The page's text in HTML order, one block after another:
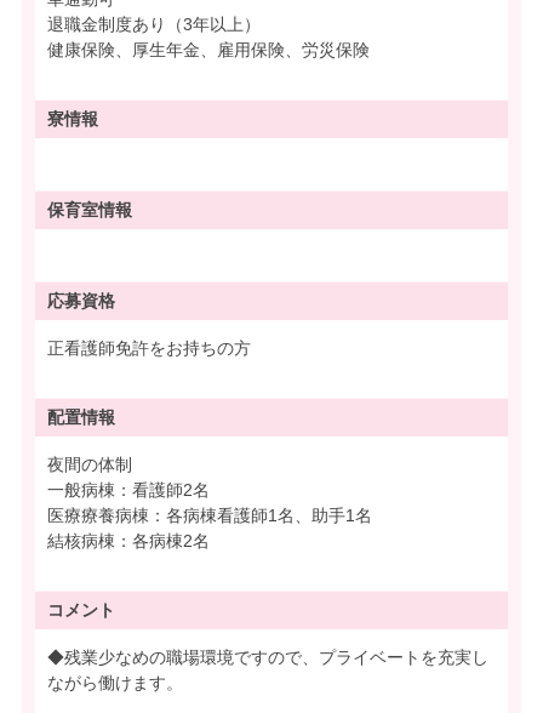
退職金制度あり（3年以上）
健康保険、厚生年金、雇用保険、労災保険
寮情報
保育室情報
応募資格
正看護師免許をお持ちの方
配置情報
夜間の体制
一般病棟：看護師2名
医療療養病棟：各病棟看護師1名、助手1名
結核病棟：各病棟2名
コメント
◆残業少なめの職場環境ですので、プライベートを充実し
ながら働けます。